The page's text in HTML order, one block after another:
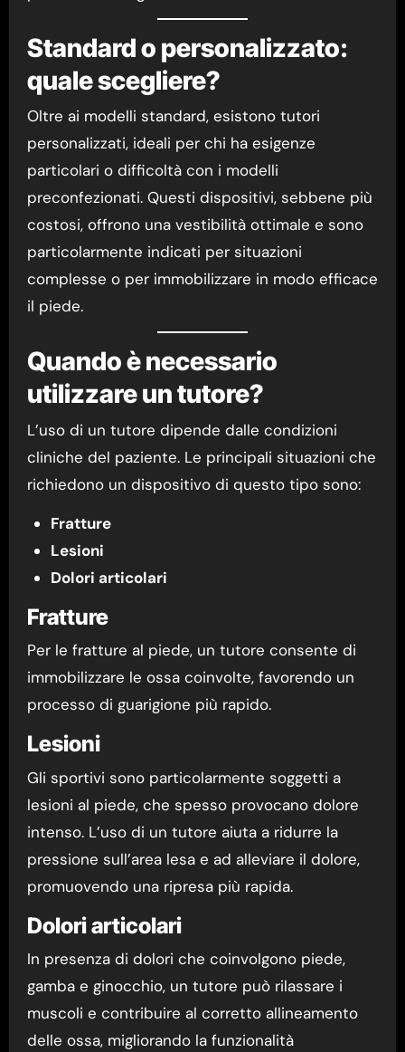
Standard o personalizzato:
quale scegliere?
Oltre ai modelli standard, esistono tutori
personalizzati, ideali per chi ha esigenze
particolari o difficoltà con i modelli
preconfezionati. Questi dispositivi, sebbene più
costosi, offrono una vestibilità ottimale e sono
particolarmente indicati per situazioni
complesse o per immobilizzare in modo efficace
il piede.
Quando è necessario
utilizzare un tutore?
L’uso di un tutore dipende dalle condizioni
cliniche del paziente. Le principali situazioni che
richiedono un dispositivo di questo tipo sono:
Fratture
Lesioni
Dolori articolari
Fratture
Per le fratture al piede, un tutore consente di
immobilizzare le ossa coinvolte, favorendo un
processo di guarigione più rapido.
Lesioni
Gli sportivi sono particolarmente soggetti a
lesioni al piede, che spesso provocano dolore
intenso. L’uso di un tutore aiuta a ridurre la
pressione sull’area lesa e ad alleviare il dolore,
promuovendo una ripresa più rapida.
Dolori articolari
In presenza di dolori che coinvolgono piede,
gamba e ginocchio, un tutore può rilassare i
muscoli e contribuire al corretto allineamento
delle ossa, migliorando la funzionalità